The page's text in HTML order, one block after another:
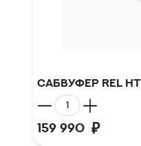
Сабвуфер REL
159 990 ₽